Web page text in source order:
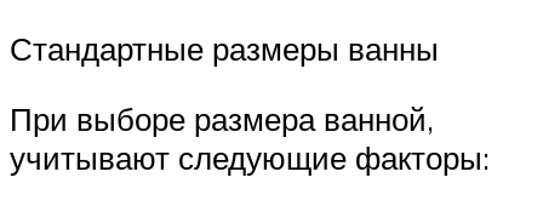
Стандартные размеры ванны
При выборе размера ванной,
учитывают следующие факторы: